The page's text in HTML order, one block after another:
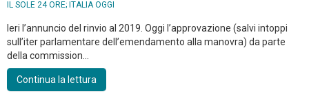
IL SOLE 24 ORE; ITALIA OGGI
Ieri l’annuncio del rinvio al 2019. Oggi l’approvazione (salvi intoppi
sull’iter parlamentare dell’emendamento alla manovra) da parte
della commission...
Continua la lettura